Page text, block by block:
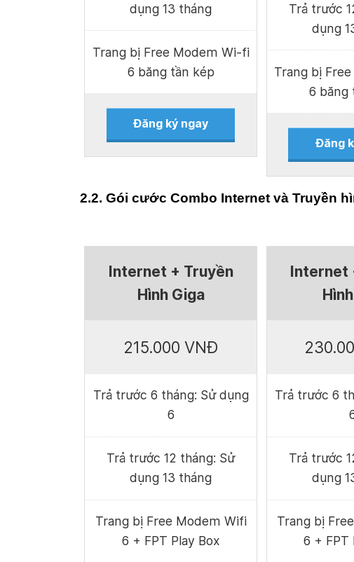
dụng 13 tháng
Trang bị Free Modem Wi-fi
6 băng tần kép
Đăng ký ngay
Trả trước
dụng
Trang bị
6 băng
Đăng
2.2. Gói cước Combo Internet và Truyền
Internet + Truyền
Hình Giga
215.000 VNĐ
Trả trước 6 tháng: Sử dụng
6
Trả trước 12 tháng: Sử
dụng 13 tháng
Trang bị Free Modem Wifi
6 + FPT Play Box
Internet
Trả trước 6
Trả trước
dụng
Trang bị
6 + FPT